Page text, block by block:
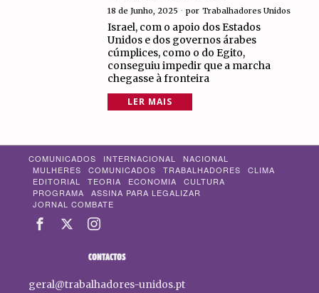
18 de Junho, 2025 por Trabalhadores Unidos
Israel, com o apoio dos Estados
Unidos e dos governos árabes
cúmplices, como o do Egito,
conseguiu impedir que a marcha
chegasse à fronteira
LER MAIS
COMUNICADOS INTERNACIONAL
NACIONAL
MULHERES
COMUNICADOS TRABALHADORES
CLIMA
EDITORIAL
TEORIA ECONOMIA
CULTURA
PROGRAMA
ASSINA PARA LEGALIZAR
JORNAL COMBATE
CONTACTOS
geral@trabalhadores-unidos.pt